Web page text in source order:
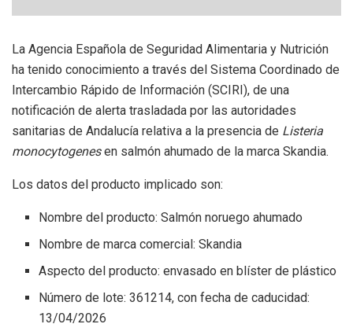
La Agencia Española de Seguridad Alimentaria y Nutrición
ha tenido conocimiento a través del Sistema Coordinado de
Intercambio Rápido de Información (SCIRI), de una
notificación de alerta trasladada por las autoridades
sanitarias de Andalucía relativa a la presencia de Listeria
monocytogenesen salmón ahumado de la marca Skandia.
Los datos del producto implicado son:
Nombre del producto: Salmón noruego ahumado
Nombre de marca comercial: Skandia
Aspecto del producto: envasado en blíster de plástico
Número de lote: 361214, con fecha de caducidad:
13/04/2026